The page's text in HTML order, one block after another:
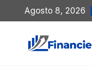
al
contenido
Agosto 8, 2026